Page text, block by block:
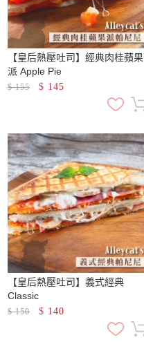
【皇后熱壓吐司】經典肉桂蘋果
派 Apple Pie
$155 $ 145
【皇后熱壓吐司】義式經典
Classic
$150 $ 140